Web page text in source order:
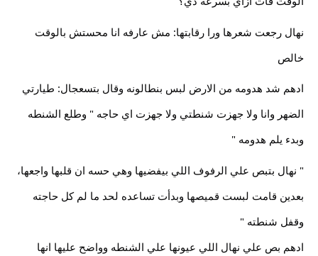
نهال رجعت شعرها ورا رقابتها: مش عارفه انا محستش بالوقت
خالص
ادهم شد هدومه من الارض لبس بنطالونه وقال بتسعجال: طيارتي
الضهر وانا ولا جهزت شنطتي ولا جهزت اي حاجه " وطلع الشنطه
وبدء يلم هدومه "
" نهال بتبص علي الرفوف اللي بيفضيها وهي حسه ان قلبها واجعها،
بعدين قامت لبست قميصها وبدأت تساعده لحد ما لم كل حاجته
وقفل شنطته "
ادهم بص علي نهال اللي عيونها علي الشنطه وواضح عليها انها